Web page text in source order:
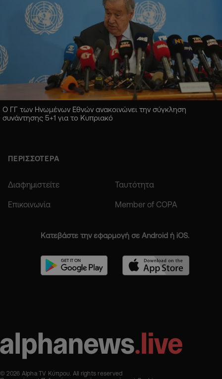
Ο ΓΓ των Ηνωμένων Εθνών ανακοινώνει την σύγκληση
συνάντησης 5+1 για το Κυπριακό
ΠΕΡΙΣΣΟΤΕΡΑ
Διαφημιστείτε Ταυτότητα
Επικοινωνία Member of COPA
Κατεβάστε την εφαρμογή σε Android ή iOS.
© 2026 Alpha TV Κύπρου. All rights reserved